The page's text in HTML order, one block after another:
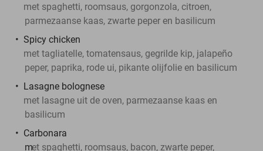
met spaghetti, roomsaus, gorgonzola, citroen,
parmezaanse kaas, zwarte peper en basilicum
Spicy chicken
met tagliatelle, tomatensaus, gegrilde kip, jalapeño
peper, paprika, rode ui, pikante olijfolie en basilicum
Lasagne bolognese
met lasagne uit de oven, parmezaanse kaas en
basilicum
Carbonara
met spaghetti, roomsaus, bacon, zwarte peper,